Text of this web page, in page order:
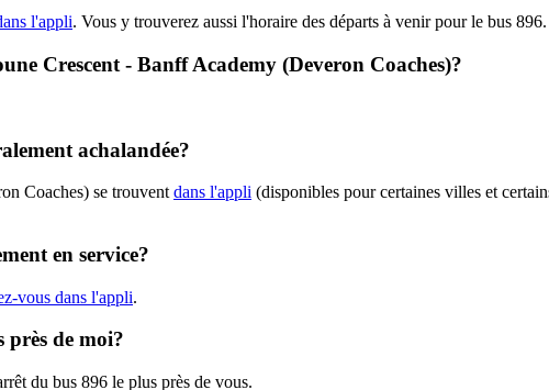
l'appli. Vous y trouverez aussi l'horaire des départs à venir pour le bus 896.
Crescent - Banff Academy (Deveron Coaches)?
achalandée?
Coaches) se trouvent dans l'appli (disponibles pour certaines villes et
en service?
vous dans l'appli.
près de moi?
du bus 896 le plus près de vous.